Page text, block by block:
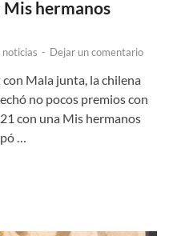
hermanos
- Dejar un comentario
Mala junta, la chilena
no pocos premios con
con una Mis hermanos
…